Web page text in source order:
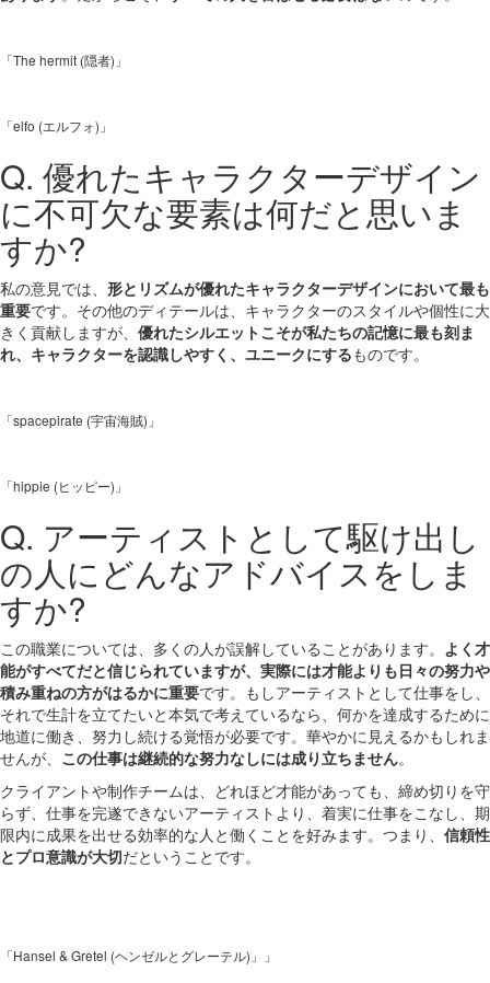
「The hermit (隠者)」
「elfo (エルフォ)」
Q. 優れたキャラクターデザイン
に不可欠な要素は何だと思いま
すか?
私の意見では、 形とリズムが優れたキャラクターデザインにおいて最も
重要です。その他のディテールは、キャラクターのスタイルや個性に大
きく貢献しますが、 優れたシルエットこそが私たちの記憶に最も刻ま
れ、キャラクターを認識しやすく、ユニークにするものです。
「spacepirate (宇宙海賊)」
「hippie (ヒッピー)」
Q. アーティストとして駆け出し
の人にどんなアドバイスをしま
すか?
この職業については、多くの人が誤解していることがあります。 よく才
能がすべてだと信じられていますが、実際には才能よりも日々の努力や
積み重ねの方がはるかに重要です。もしアーティストとして仕事をし、
それで生計を立てたいと本気で考えているなら、何かを達成するために
地道に働き、努力し続ける覚悟が必要です。華やかに見えるかもしれま
せんが、 この仕事は継続的な努力なしには成り立ちません。
クライアントや制作チームは、どれほど才能があっても、締め切りを守
らず、仕事を完遂できないアーティストより、着実に仕事をこなし、期
限内に成果を出せる効率的な人と働くことを好みます。つまり、 信頼性
とプロ意識が大切だということです。
「Hansel & Gretel (ヘンゼルとグレーテル)」」